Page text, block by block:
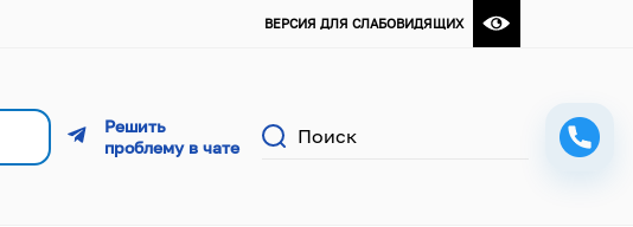
ВЕРСИЯ ДЛЯ СЛАБОВИДЯЩИХ
Поиск